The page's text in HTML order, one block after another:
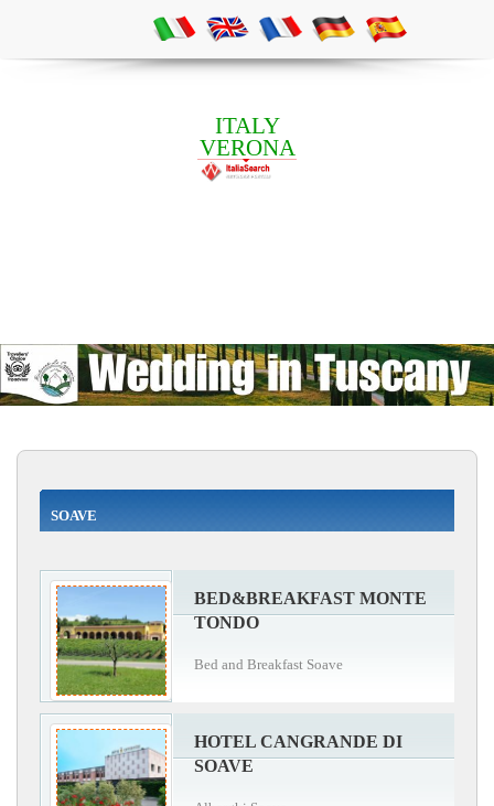
ITALY
VERONA
SOAVE
BED&BREAKFAST MONTE
TONDO
Bed and Breakfast Soave
HOTEL CANGRANDE DI
SOAVE